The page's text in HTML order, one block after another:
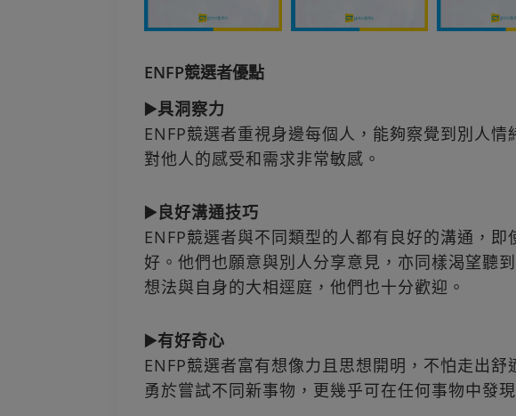
ENFP競選者優點
▶️具洞察力
ENFP競選者重視身邊每個人，能夠察覺到別人情
對他人的感受和需求非常敏感。
▶️良好溝通技巧
ENFP競選者與不同類型的人都有良好的溝通，即
好。他們也願意與別人分享意見，亦同樣渴望聽
想法與自身的大相逕庭，他們也十分歡迎。
▶️有好奇心
ENFP競選者富有想像力且思想開明，不怕走出
勇於嘗試不同新事物，更幾乎可在任何事物中發